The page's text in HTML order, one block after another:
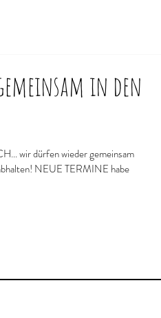
in den
NEUE TERMINE habe